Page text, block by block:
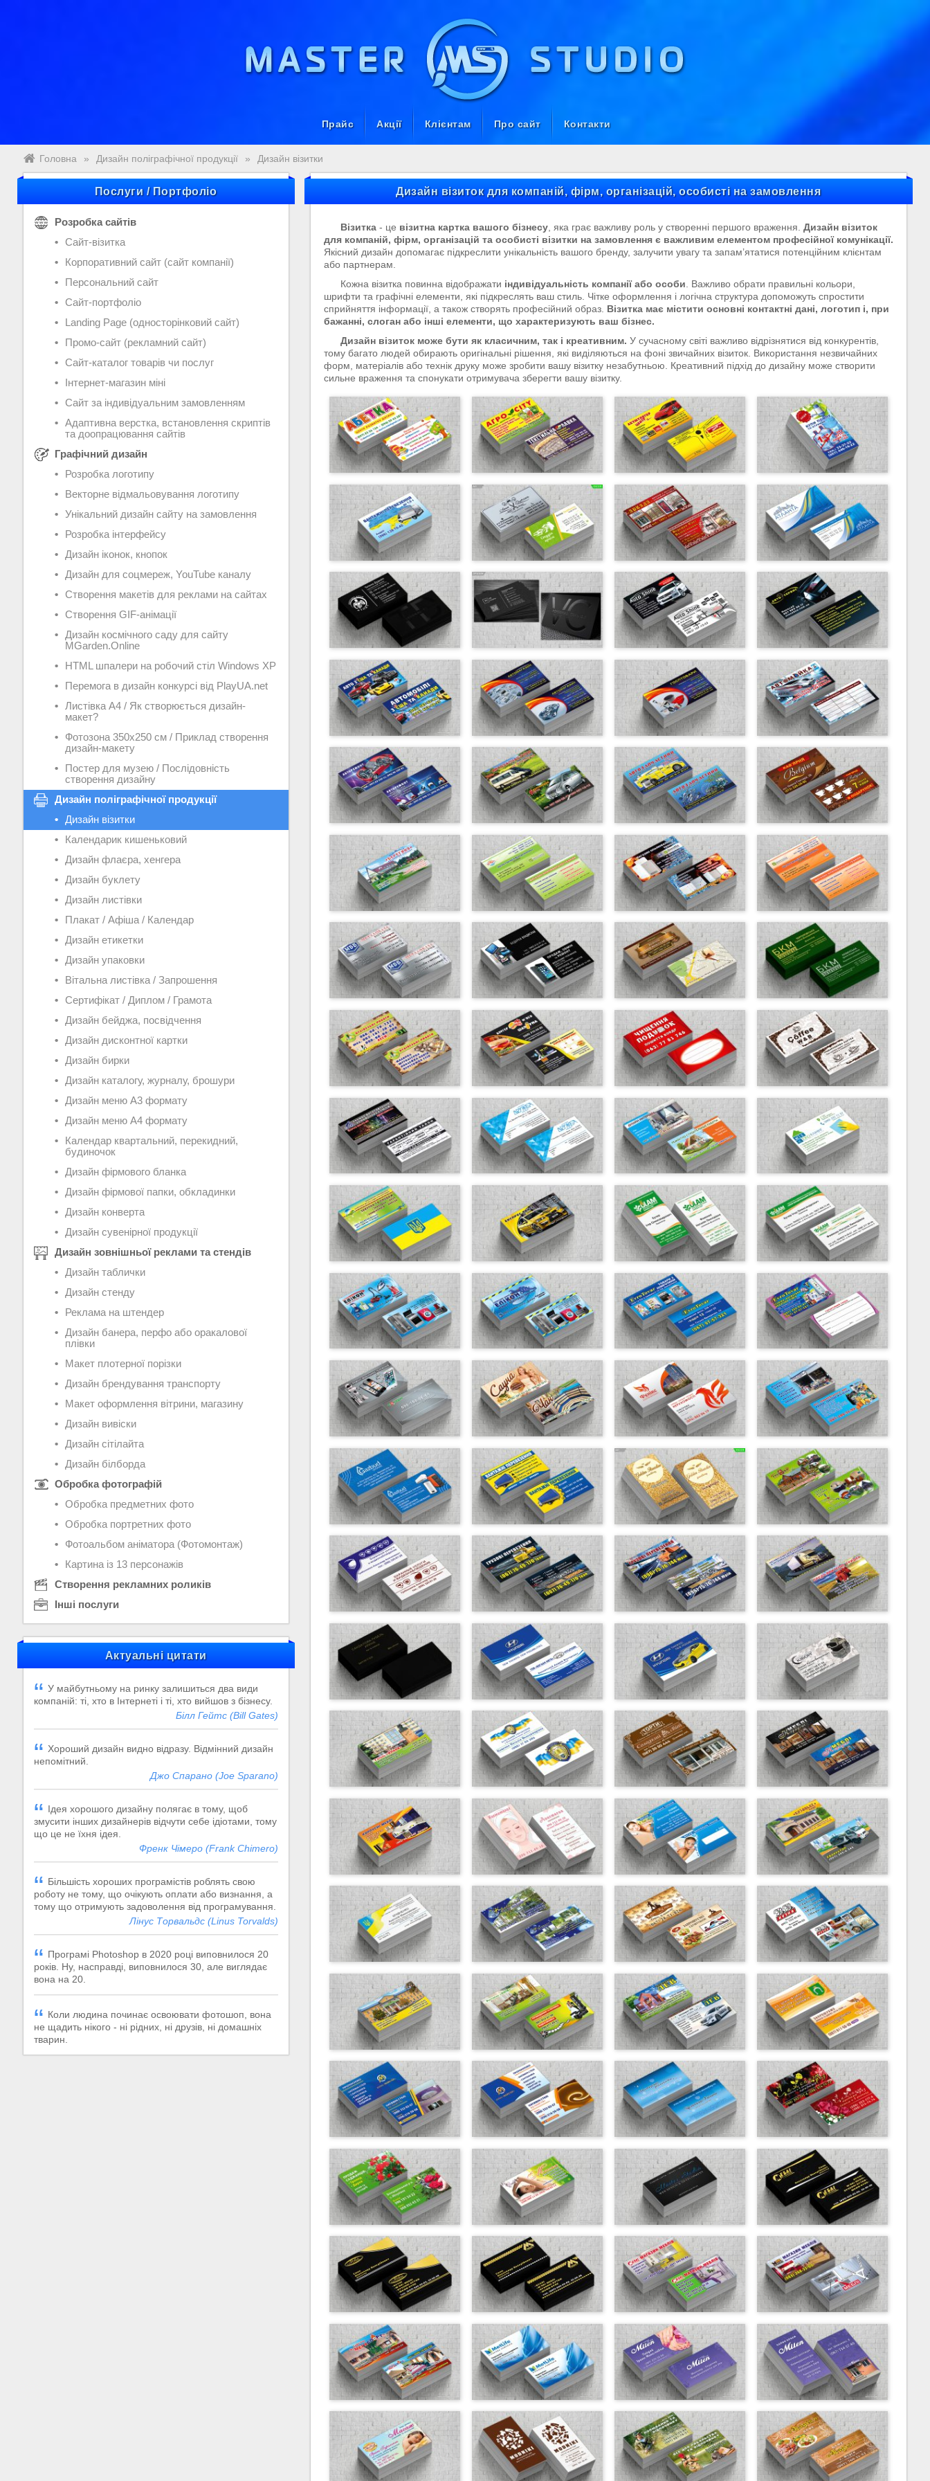
Прайс Акції Клієнтам Про сайт Контакти
Головна » Дизайн поліграфічної продукції » Дизайн візитки
Послуги / Портфоліо
Розробка сайтів
Сайт-візитка
Корпоративний сайт (сайт компанії)
Персональний сайт
Сайт-портфоліо
Landing Page (односторінковий сайт)
Промо-сайт (рекламний сайт)
Сайт-каталог товарів чи послуг
Інтернет-магазин міні
Сайт за індивідуальним замовленням
Адаптивна верстка, встановлення скриптів
та доопрацювання сайтів
Графічний дизайн
Розробка логотипу
Векторне відмальовування логотипу
Унікальний дизайн сайту на замовлення
Розробка інтерфейсу
Дизайн іконок, кнопок
Дизайн для соцмереж, YouTube каналу
Створення макетів для реклами на сайтах
Створення GIF-анімації
Дизайн космічного саду для сайту
MGarden.Online
HTML шпалери на робочий стіл Windows XP
Перемога в дизайн конкурсі від PlayUA.net
Листівка А4 / Як створюється дизайн-
макет?
Фотозона 350х250 см / Приклад створення
дизайн-макету
Постер для музею / Послідовність
створення дизайну
Дизайн поліграфічної продукції
Дизайн візитки
Календарик кишеньковий
Дизайн флаєра, хенгера
Дизайн буклету
Дизайн листівки
Плакат / Афіша / Календар
Дизайн етикетки
Дизайн упаковки
Вітальна листівка / Запрошення
Сертифікат / Диплом / Грамота
Дизайн бейджа, посвідчення
Дизайн дисконтної картки
Дизайн бирки
Дизайн каталогу, журналу, брошури
Дизайн меню А3 формату
Дизайн меню А4 формату
Календар квартальний, перекидний,
будиночок
Дизайн фірмового бланка
Дизайн фірмової папки, обкладинки
Дизайн конверта
Дизайн сувенірної продукції
Дизайн зовнішньої реклами та стендів
Дизайн таблички
Дизайн стенду
Реклама на штендер
Дизайн банера, перфо або оракалової
плівки
Макет плотерної порізки
Дизайн брендування транспорту
Макет оформлення вітрини, магазину
Дизайн вивіски
Дизайн сітілайта
Дизайн білборда
Обробка фотографій
Обробка предметних фото
Обробка портретних фото
Фотоальбом аніматора (Фотомонтаж)
Картина із 13 персонажів
Створення рекламних роликів
Інші послуги
Актуальні цитати
У майбутньому на ринку залишиться два види
компаній: ті, хто в Інтернеті і ті, хто вийшов з бізнесу.
Білл Гейтс (Bill Gates)
Хороший дизайн видно відразу. Відмінний дизайн
непомітний.
Джо Спарано (Joe Sparano)
Ідея хорошого дизайну полягає в тому, щоб
змусити інших дизайнерів відчути себе ідіотами, тому
що це не їхня ідея.
Френк Чімеро (Frank Chimero)
Більшість хороших програмістів роблять свою
роботу не тому, що очікують оплати або визнання, а
тому що отримують задоволення від програмування.
Лінус Торвальдс (Linus Torvalds)
Програмі Photoshop в 2020 році виповнилося 20
років. Ну, насправді, виповнилося 30, але виглядає
вона на 20.
Коли людина починає освоювати фотошоп, вона
не щадить нікого - ні рідних, ні друзів, ні домашніх
тварин.
Дизайн візиток для компаній, фірм, організацій, особисті на замовлення
Візитка - це візитна картка вашого бізнесу , яка грає важливу роль у створенні першого враження.Дизайн візиток
для компаній, фірм, організацій та особисті візитки на замовлення є важливим елементом професійної комунікації.
Якісний дизайн допомагає підкреслити унікальність вашого бренду, залучити увагу та запам’ятатися потенційним клієнтам
або партнерам.
Кожна візитка повинна відображати індивідуальність компанії або особи . Важливо обрати правильні кольори,
шрифти та графічні елементи, які підкреслять ваш стиль. Чітке оформлення і логічна структура допоможуть спростити
сприйняття інформації, а також створять професійний образ. Візитка має містити основні контактні дані, логотип і, при
бажанні, слоган або інші елементи, що характеризують ваш бізнес.
Дизайн візиток може бути як класичним, так і креативним. У сучасному світі важливо відрізнятися від конкурентів,
тому багато людей обирають оригінальні рішення, які виділяються на фоні звичайних візиток. Використання незвичайних
форм, матеріалів або технік друку може зробити вашу візитку незабутньою. Креативний підхід до дизайну може створити
сильне враження та спонукати отримувача зберегти вашу візитку.